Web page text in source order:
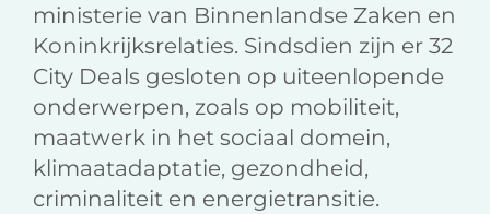
ministerie van Binnenlandse Zaken en
Koninkrijksrelaties. Sindsdien zijn er 32
City Deals gesloten op uiteenlopende
onderwerpen, zoals op mobiliteit,
maatwerk in het sociaal domein,
klimaatadaptatie, gezondheid,
criminaliteit en energietransitie.